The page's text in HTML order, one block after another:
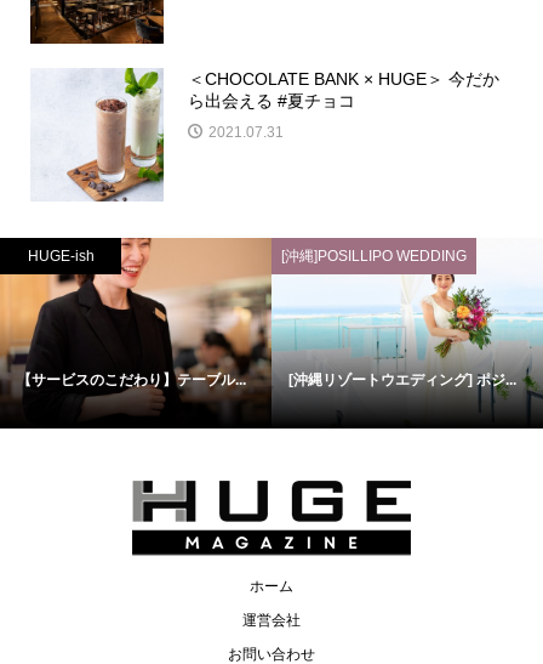
＜CHOCOLATE BANK × HUGE＞ 今だか
ら出会える #夏チョコ
2021.07.31
HUGE-ish
【サービスのこだわり】テーブル...
[沖縄]POSILLIPO WEDDING
[沖縄リゾートウエディング] ポジ...
ホーム
運営会社
お問い合わせ